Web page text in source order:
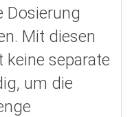
Dosierung
Mit diesen
separate
um die